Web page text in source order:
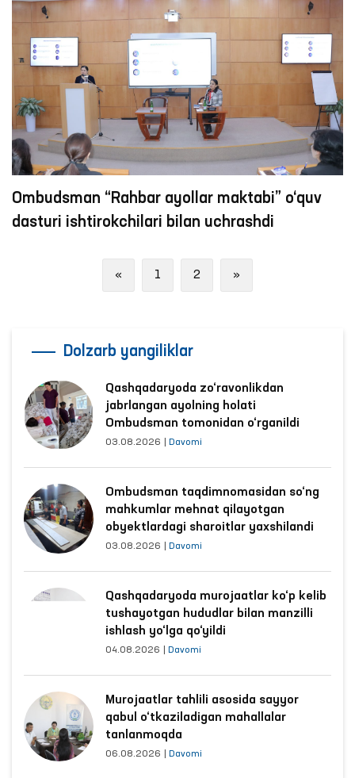
Ombudsman “Rahbar ayollar maktabi” o‘quv
dasturi ishtirokchilari bilan uchrashdi
« Previous
1 2 »
Dolzarb yangiliklar
Qashqadaryoda zo‘ravonlikdan
jabrlangan ayolning holati
Ombudsman tomonidan o‘rganildi
03.08.2026 Davomi
Ombudsman taqdimnomasidan so‘ng
mahkumlar mehnat qilayotgan
obyektlardagi sharoitlar yaxshilandi
03.08.2026 Davomi
Qashqadaryoda murojaatlar ko‘p kelib
tushayotgan hududlar bilan manzilli
ishlash yo‘lga qo‘yildi
04.08.2026 Davomi
Murojaatlar tahlili asosida sayyor
qabul o‘tkaziladigan mahallalar
tanlanmoqda
06.08.2026 Davomi